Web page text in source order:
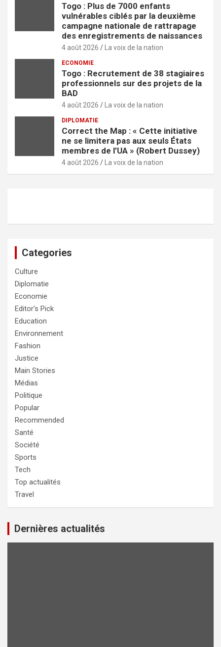
Togo : Plus de 7000 enfants
vulnérables ciblés par la deuxième
campagne nationale de rattrapage
des enregistrements de naissances
4 août 2026 La voix de la nation
ECONOMIE
Togo : Recrutement de 38 stagiaires
professionnels sur des projets de la
BAD
4 août 2026 La voix de la nation
DIPLOMATIE
Correct the Map : « Cette initiative
ne se limitera pas aux seuls États
membres de l’UA » (Robert Dussey)
4 août 2026 La voix de la nation
Categories
Culture
Diplomatie
Economie
Editor's Pick
Education
Environnement
Fashion
Justice
Main Stories
Médias
Politique
Popular
Recommended
Santé
Société
Sports
Tech
Top actualités
Travel
Dernières actualités